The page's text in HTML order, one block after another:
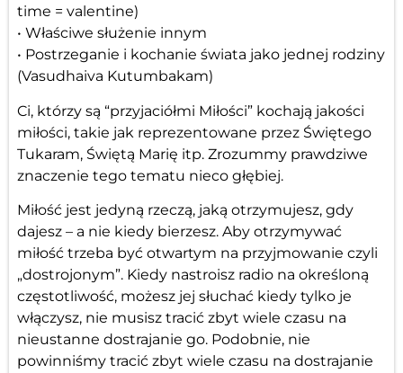
time = valentine)
• Właściwe służenie innym
• Postrzeganie i kochanie świata jako jednej rodziny
(Vasudhaiva Kutumbakam)
Ci, którzy są “przyjaciółmi Miłości” kochają jakości
miłości, takie jak reprezentowane przez Świętego
Tukaram, Świętą Marię itp. Zrozummy prawdziwe
znaczenie tego tematu nieco głębiej.
Miłość jest jedyną rzeczą, jaką otrzymujesz, gdy
dajesz – a nie kiedy bierzesz. Aby otrzymywać
miłość trzeba być otwartym na przyjmowanie czyli
„dostrojonym”. Kiedy nastroisz radio na określoną
częstotliwość, możesz jej słuchać kiedy tylko je
włączysz, nie musisz tracić zbyt wiele czasu na
nieustanne dostrajanie go. Podobnie, nie
powinniśmy tracić zbyt wiele czasu na dostrajanie